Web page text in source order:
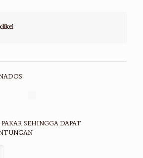
clikei
SEHINGGA DAPAT